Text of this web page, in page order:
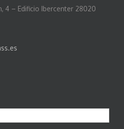
4 – Edificio Ibercenter 28020